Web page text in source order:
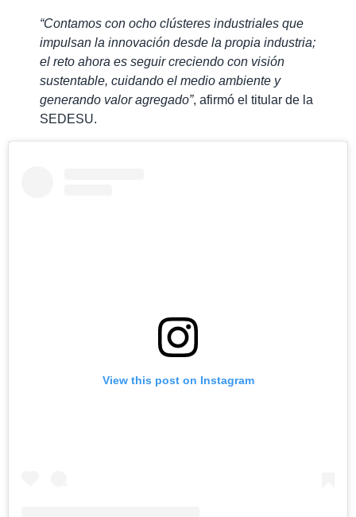
“Contamos con ocho clústeres industriales que
impulsan la innovación desde la propia industria;
el reto ahora es seguir creciendo con visión
sustentable, cuidando el medio ambiente y
generando valor agregado”, afirmó el titular de la
SEDESU.
View this post on Instagram